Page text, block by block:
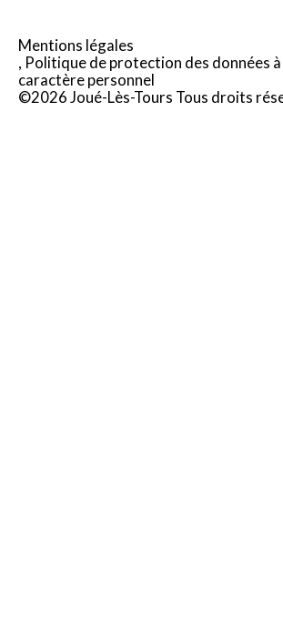
Mentions légales
Politique de protection des données à
caractère personnel
©2026 Joué-Lès-Tours Tous droits